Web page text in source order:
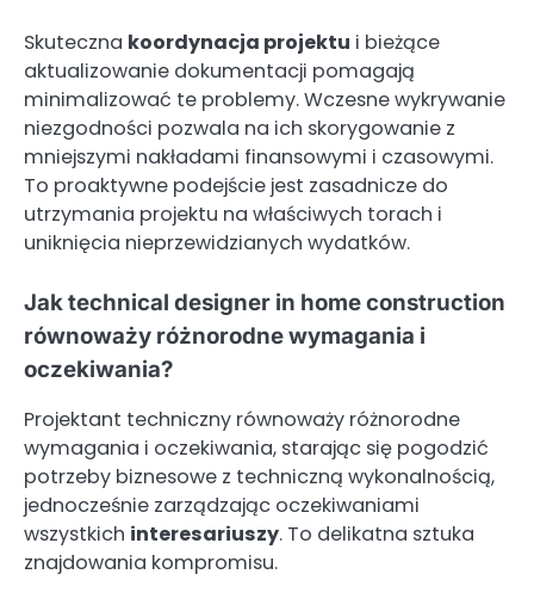
Skuteczna koordynacja projektu i bieżące
aktualizowanie dokumentacji pomagają
minimalizować te problemy. Wczesne wykrywanie
niezgodności pozwala na ich skorygowanie z
mniejszymi nakładami finansowymi i czasowymi.
To proaktywne podejście jest zasadnicze do
utrzymania projektu na właściwych torach i
uniknięcia nieprzewidzianych wydatków.
Jak technical designer in home construction
równoważy różnorodne wymagania i
oczekiwania?
Projektant techniczny równoważy różnorodne
wymagania i oczekiwania, starając się pogodzić
potrzeby biznesowe z techniczną wykonalnością,
jednocześnie zarządzając oczekiwaniami
wszystkich interesariuszy. To delikatna sztuka
znajdowania kompromisu.